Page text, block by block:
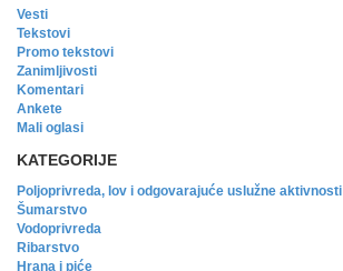
Vesti
Tekstovi
Promo tekstovi
Zanimljivosti
Komentari
Ankete
Mali oglasi
KATEGORIJE
Poljoprivreda, lov i odgovarajuće uslužne aktivnosti
Šumarstvo
Vodoprivreda
Ribarstvo
Hrana i piće